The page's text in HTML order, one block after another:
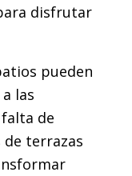
disfrutar
pueden
las
de
terrazas